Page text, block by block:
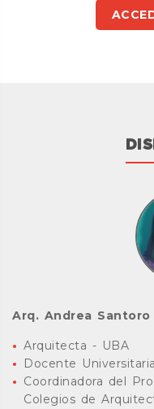
Arq. Andrea Santoro
Arquitecta - UBA
Docente
Coordinadora del
Colegios de